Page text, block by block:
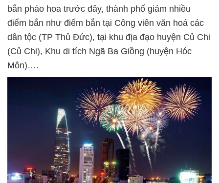
bắn pháo hoa trước đây, thành phố giảm nhiều
điểm bắn như điểm bắn tại Công viên văn hoá các
dân tộc (TP Thủ Đức), tại khu địa đạo huyện Củ Chi
(Củ Chi), Khu di tích Ngã Ba Giồng (huyện Hóc
Môn)….